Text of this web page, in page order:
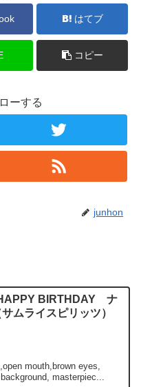
はてブ
コピー
ーする
junhon
BIRTHDAY ナ
ムライスピリッツ）
mouth,brown eyes,
masterpiec...